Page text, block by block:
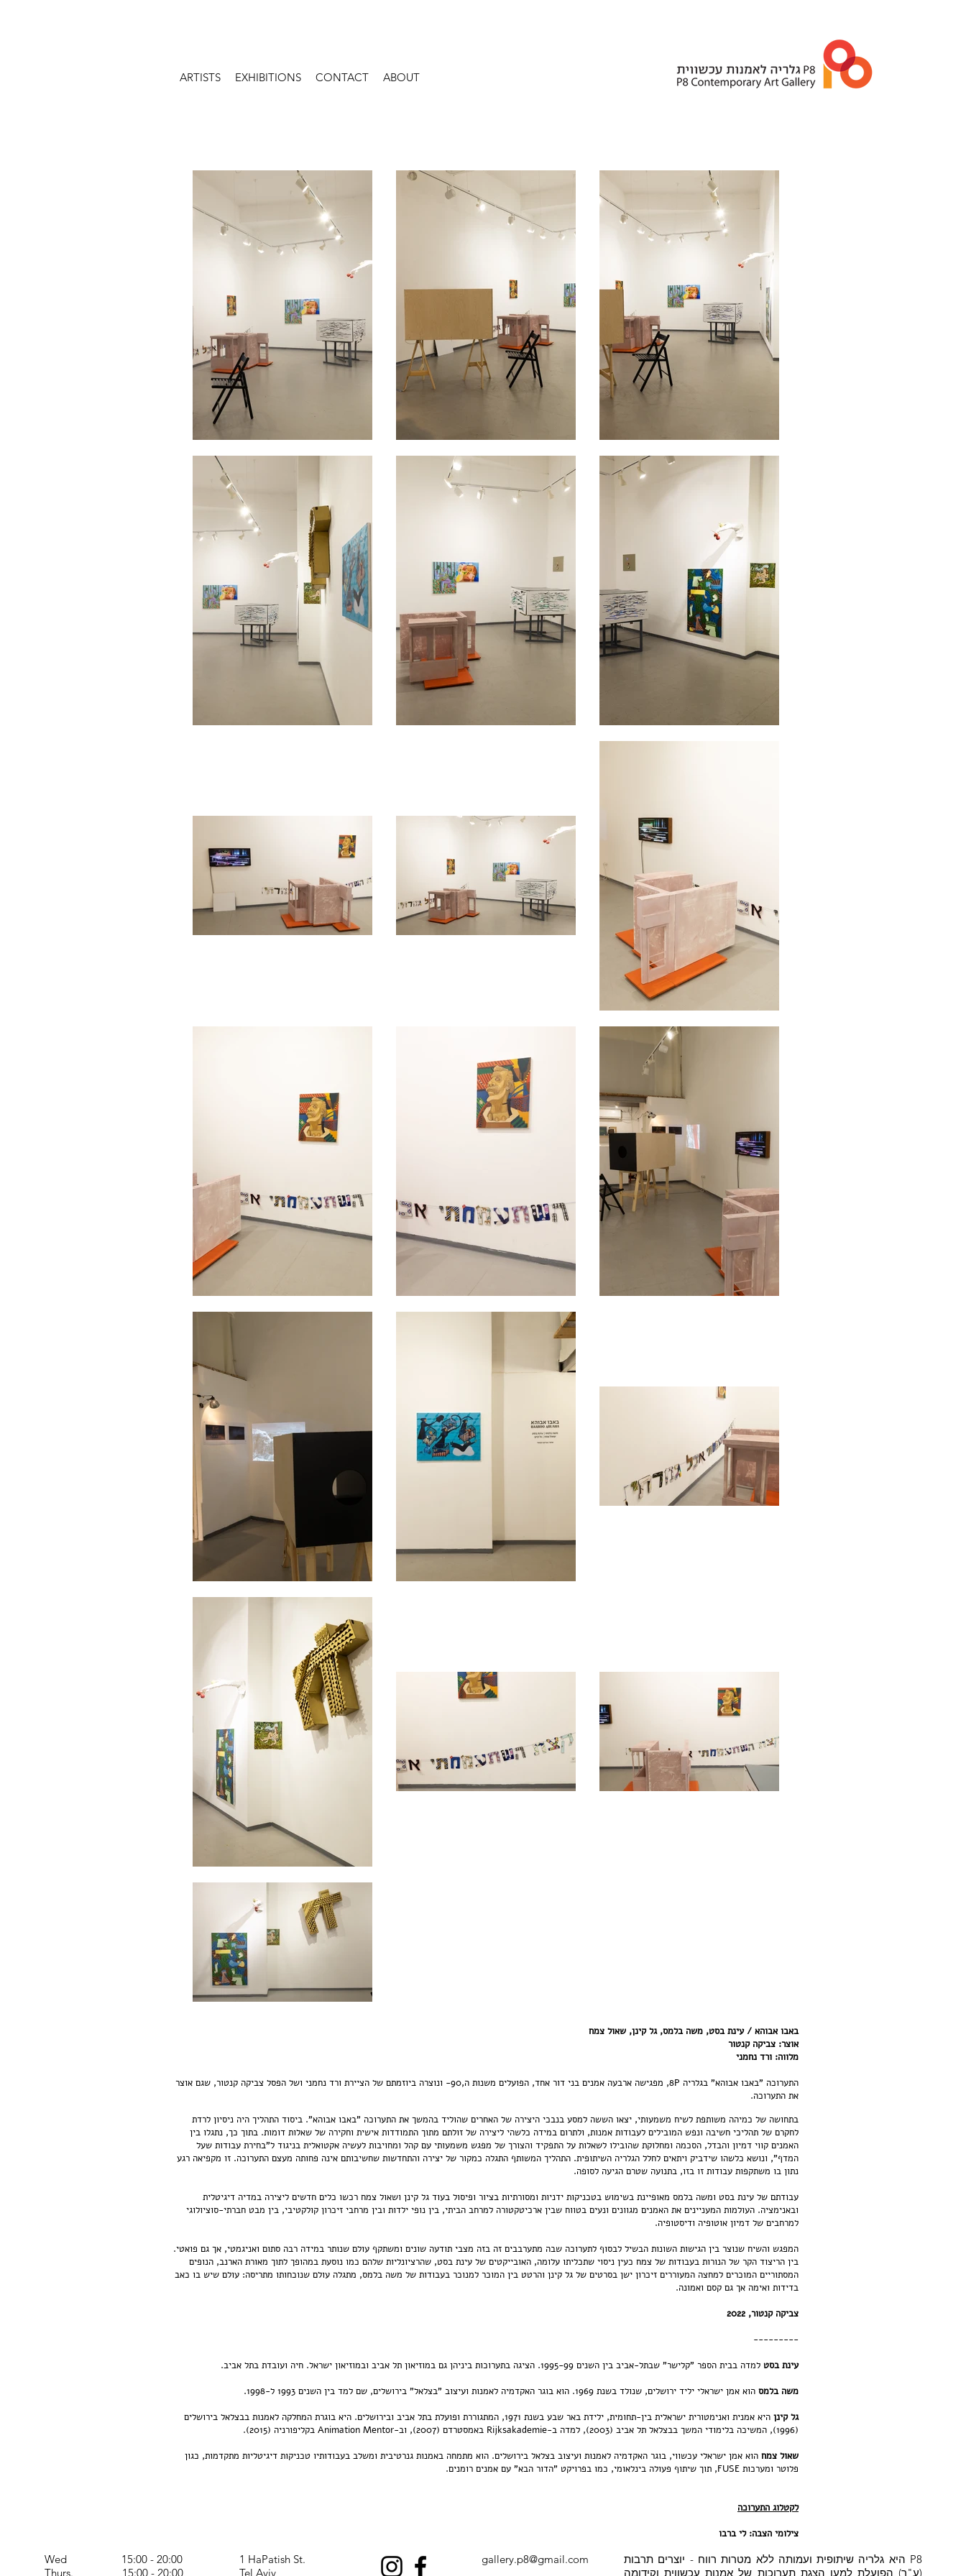
ARTISTS EXHIBITIONS CONTACT ABOUT
באבו אבוהא / עינת בסט, משה בלמס, גל קינן, שאול צמח
אוצר: צביקה קנטור
מלווה: ורד נחמני
התערוכה "באבו אבוהא" בגלריה 8P, מפגישה ארבעה אמנים בני דור אחד, הפועלים משנות ה,90- ונוצרה ביוזמתם של הציירת ורד נחמני ושל הפסל צביקה קנטור, שגם אוצר
את התערוכה.
בתחושה של כמיהה משותפת לשיח משמעותי, יצאו הששה למסע בנבכי היצירה של האחרים שהוליד בהמשך את התערוכה "באבו אבוהא". ביסוד התהליך היה ניסיון לרדת
לחקרם של תהליכי חשיבה ונפש המובילים לעבודות אמנות, ולתרום במידה כלשהי ליצירה של זולתם מתוך התמודדות אישית וחקירה של שאלות דומות. בתוך כך, נתגלו בין
האמנים קווי דמיון והבדל, הסכמה ומחלוקת שהובילו לשאלות על התפקיד והצורך של מפגש משמעותי עם קהל ומחויבות לעשיה אקטואלית בניגוד ל"בחירת עבודות שעל
המדף", ונושא כלשהו שידביק ויתאים לחלל הגלריה השיתופית. התהליך המשותף התגלה כמקור של יצירה והתחדשות שחשיבותם אינה פחותה מעצם התערוכה. זו מקפיאה רגע
נתון בו משתקפות עבודות זו בזו, בתנועה שטרם הגיעה לסופה.
עבודתם של עינת בסט ומשה בלמס מאופיינת בשימוש בטכניקות ידניות ומסורתיות בציור ופיסול בעוד גל קינן ושאול צמח רכשו כלים חדשים ליצירה במדיה דיגיטלית
ובאנימציה. העולמות המעניינים את האמנים מגוונים ונעים בטווח שבין ארכיטקטורה למרחב הביתי, בין נופי ילדות ובין מרחבי זיכרון קולקטיבי, בין מבט חברתי-סוציולוגי
למרחבים של דמיון אוטופיה ודיסטופיה.
המפגש והשיח שנוצר בין הגישות השונות הבשיל לבסוף לתערוכה שבה מתערבבים זה בזה מצבי תודעה שונים ומשתקף עולם שנותר במידה רבה סתום ואניגמטי, אך גם פואטי.
בין הריצוד הקר של הנורות בעבודות של צמח כעין ניסוי שתכליתו עלומה, האובייקטים של עינת בסט, שהרציונליות שלהם כמו נוסעת במהופך לתוך מאורת הארנב, הנופים
המסתוריים המוכרים למחצה המעוררים זיכרון ישן בסרטים של גל קינן והרטט בין המוכר למנוכר בעבודות של משה בלמס, מתגלה עולם שנוכחותו מתריסה: עולם שיש בו כאב
בדידות ואימה אך גם קסם ואמונה.
צביקה קנטור, 2022
---------
עינת בסט למדה בבית הספר "קלישר" שבתל-אביב בין השנים 1995-99. הציגה בתערוכות ביניהן גם במוזיאון תל אביב ובמוזיאון ישראל. חיה ועובדת בתל אביב.
משה בלמס הוא אמן ישראלי יליד ירושלים, שנולד בשנת 1969. הוא בוגר האקדמיה לאמנות ועיצוב "בצלאל" בירושלים, שם למד בין השנים 1993 ל-1998.
גל קינן
היא אמנית ואנימטורית ישראלית בין-תחומית, ילידת באר שבע בשנת 1971, המתגוררת ופועלת בתל אביב ובירושלים. היא בוגרת המחלקה לאמנות בבצלאל בירושלים
(1996), המשיכה בלימודי המשך בבצלאל תל אביב (2003), למדה ב-Rijksakademie באמסטרדם (2007), וב-Animation Mentor בקליפורניה (2015).
שאול צמח הוא אמן ישראלי עכשווי, בוגר האקדמיה לאמנות ועיצוב בצלאל בירושלים. הוא מתמחה באמנות גנרטיבית ומשלב בעבודותיו טכניקות דיגיטליות מתקדמות, כגון
פלוטר ומערכות FUSE, תוך שיתוף פעולה בינלאומי, כמו בפרויקט "הדור הבא" עם אמנים רומנים.
לקטלוג התערוכה
צילומי הצבה: לי ברבו
Wed
15:00 - 20:00
Thurs. 15:00 - 20:00
1 HaPatish St.
Tel Aviv
gallery.p8@gmail.com
P8 היא גלריה שיתופית ועמותה ללא מטרות רווח - יוצרים תרבות
(ע"ר) הפועלת למען הצגת תערוכות של אמנות עכשווית וקידומה